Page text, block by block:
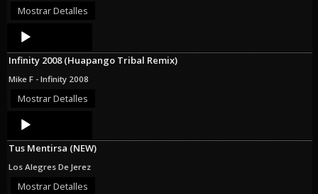
Mostrar Detalles
Audio
Player
Infinity 2008 (Huapango Tribal Remix)
Mike F - Infinity 2008
Mostrar Detalles
Audio
Player
Tus Mentirsa (NEW)
Los Alegres De Jerez
Mostrar Detalles